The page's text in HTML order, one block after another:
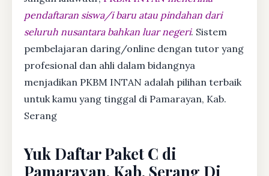
pendaftaran siswa/i baru atau pindahan dari
seluruh nusantara bahkan luar negeri. Sistem
pembelajaran daring/online dengan tutor yang
profesional dan ahli dalam bidangnya
menjadikan PKBM INTAN adalah pilihan terbaik
untuk kamu yang tinggal di Pamarayan, Kab.
Serang
Yuk Daftar Paket C di
Pamarayan, Kab. Serang Di